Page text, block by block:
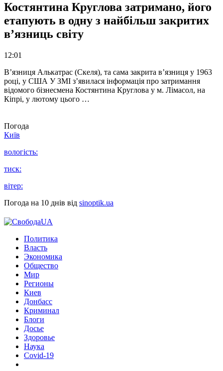
Костянтина Круглова затримано, його
етапують в одну з найбільш закритих
в’язниць світу
12:01
В’язниця Алькатрас (Скеля), та сама закрита в’язниця у 1963
році, у США У ЗМІ з’явилася інформація про затримання
відомого бізнесмена Костянтина Круглова у м. Лімасол, на
Кіпрі, у лютому цього …
Погода
Київ
вологість:
тиск:
вітер:
Погода на 10 днів від sinoptik.ua
Политика
Власть
Экономика
Общество
Мир
Регионы
Киев
Донбасс
Криминал
Блоги
Досье
Здоровье
Наука
Covid-19